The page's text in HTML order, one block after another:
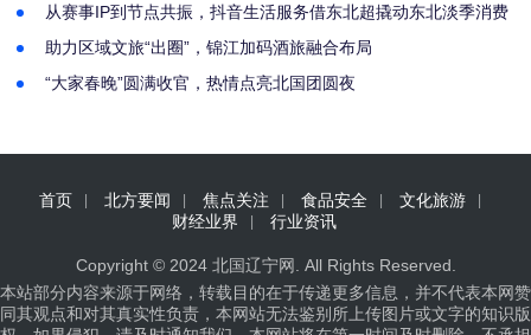
从赛事IP到节点共振，抖音生活服务借东北超撬动东北淡季消费
助力区域文旅“出圈”，锦江加码酒旅融合布局
“大家春晚”圆满收官，热情点亮北国团圆夜
首页 北方要闻 焦点关注 食品安全
文化旅游
财经业界
行业资讯
Copyright © 2024 北国辽宁网 . All Rights Reserved.
本站部分内容来源于网络，转载目的在于传递更多信息，并不代表本网赞
同其观点和对其真实性负责，本网站无法鉴别所上传图片或文字的知识版